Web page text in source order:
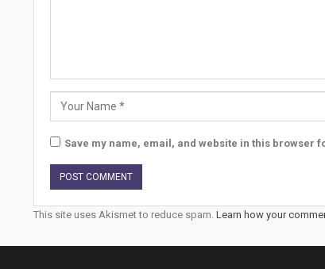
Save my name, email, and website in this browser
This site uses Akismet to reduce spam. Learn how your